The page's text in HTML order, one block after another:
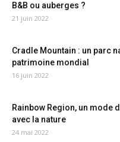
B&B ou auberges ?
21 juin 2022
Cradle Mountain : un parc
patrimoine mondial
16 juin 2022
Rainbow Region, un mode
avec la nature
24 mai 2022